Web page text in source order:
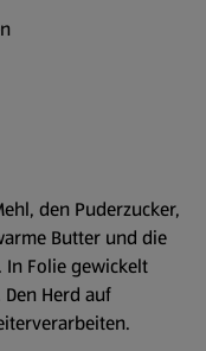
den Puderzucker,
Butter und die
In Folie gewickelt
Herd auf